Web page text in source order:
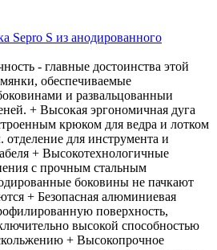
Sepro S из анодированного
- главные достоинства этой
обеспечиваемые
и развальцованныи
+ Высокая эргономичная дуга
крюком для ведра и лотком
отделение для инструмента и
+ Высокотехнологичные
с прочным стальным
боковины не пачкают
+ Безопасная алюминиевая
поверхность,
высокой способностью
+ Высокопрочное